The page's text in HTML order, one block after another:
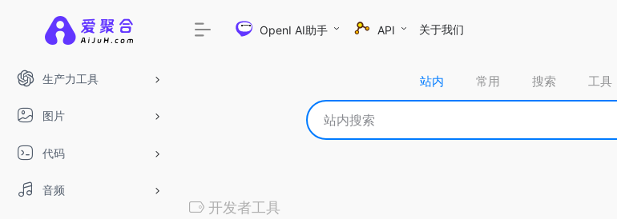
生产力工具
图片
代码
音频
OpenI AI助手 API 关于我们
站内 常用 搜索 工具
开发者工具